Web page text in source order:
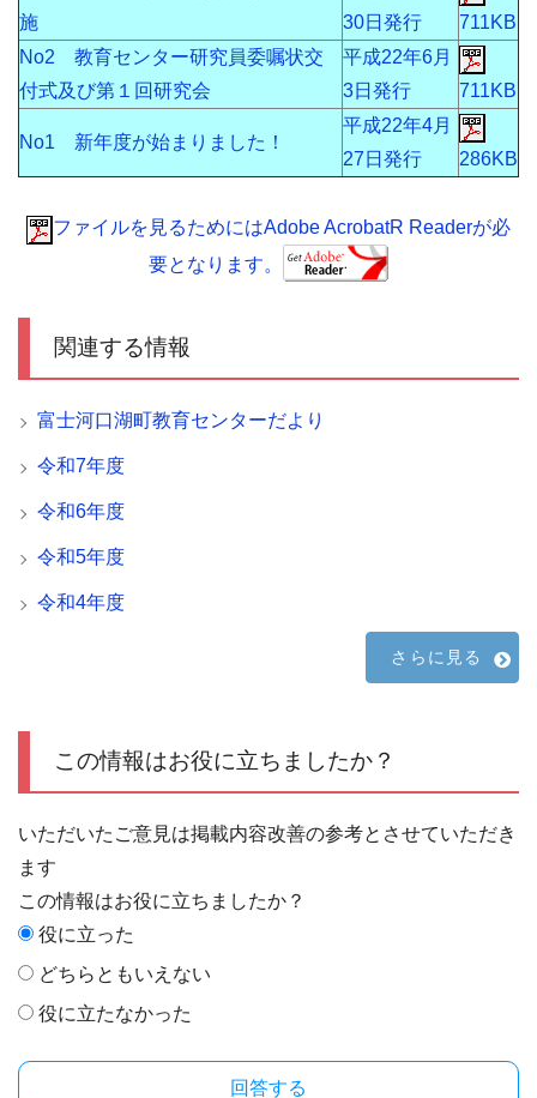
施
30日発行
711KB
No2 教育センター研究員委嘱状交
付式及び第１回研究会
平成22年6月
3日発行
711KB
No1 新年度が始まりました！
平成22年4月
27日発行
286KB
ファイルを見るためにはAdobe AcrobatR Readerが必
要となります。
関連する情報
富士河口湖町教育センターだより
令和7年度
令和6年度
令和5年度
令和4年度
さらに見る
この情報はお役に立ちましたか？
いただいたご意見は掲載内容改善の参考とさせていただき
ます
この情報はお役に立ちましたか？
役に立った
どちらともいえない
役に立たなかった